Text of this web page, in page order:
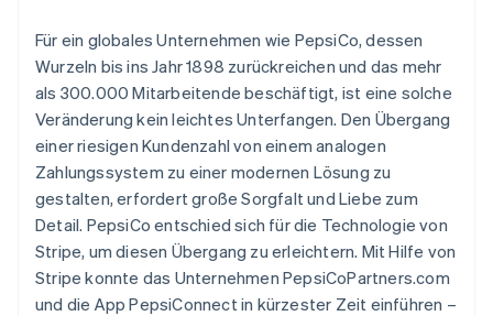
Für ein globales Unternehmen wie PepsiCo, dessen
Wurzeln bis ins Jahr 1898 zurückreichen und das mehr
als 300.000 Mitarbeitende beschäftigt, ist eine solche
Veränderung kein leichtes Unterfangen. Den Übergang
einer riesigen Kundenzahl von einem analogen
Zahlungssystem zu einer modernen Lösung zu
gestalten, erfordert große Sorgfalt und Liebe zum
Detail. PepsiCo entschied sich für die Technologie von
Stripe, um diesen Übergang zu erleichtern. Mit Hilfe von
Stripe konnte das Unternehmen PepsiCoPartners.com
und die App PepsiConnect in kürzester Zeit einführen –